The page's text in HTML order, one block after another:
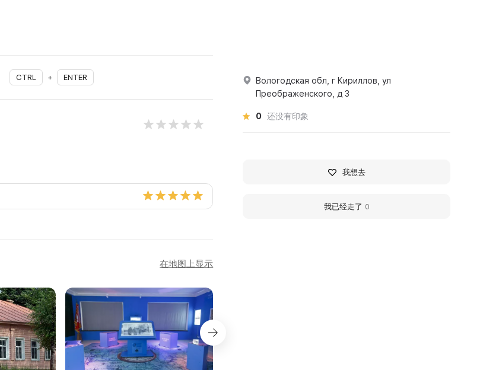
CTRL + ENTER
在地图上显示
Вологодская обл, г Кириллов, ул
Преображенского, д 3
0 还没有印象
我想去
我已经走了 0